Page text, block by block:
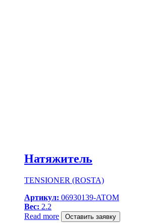
Натяжитель
TENSIONER (ROSTA)
Артикул: 06930139-ATOM
Вес: 2.2
Read more
Оставить заявку